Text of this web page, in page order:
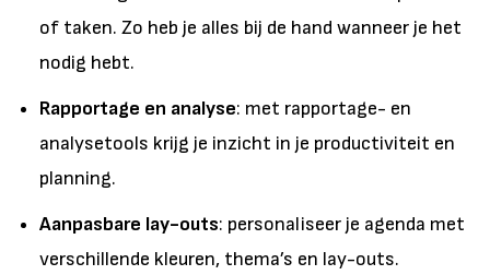
of taken. Zo heb je alles bij de hand wanneer je het
nodig hebt.
Rapportage en analyse: met rapportage- en
analysetools krijg je inzicht in je productiviteit en
planning.
Aanpasbare lay-outs: personaliseer je agenda met
verschillende kleuren, thema’s en lay-outs.